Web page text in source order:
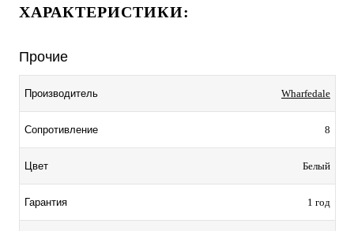
ХАРАКТЕРИСТИКИ:
Прочие
Производитель Wharfedale
Сопротивление 8
Цвет Белый
Гарантия 1 год